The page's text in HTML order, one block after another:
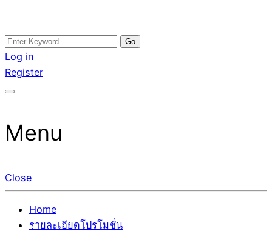
Skip
to
content
อสังหาโพสต์ รีวิวเยอะ รับจ้างโพสต์ขายบ้าน รับจ้างโพสต์อสัง
หา แตกต่างอย่างตั้งใจ รับรองผล อันดับ1 การโพสต์ขายอสังหา
กับทีมงานบริษัท บ้าน ที่ดิน คอนโด ติดGoogleหน้าแรกได้จริงๆ
รับจ้างโพสอสังหา ขายบ้าน อสังหาโพสต์ เชื่อถือได้จริง รับ
โพสต์ ที่ดิน กับทีมงานบริษัท ถูกและดีที่สุด ไม่มีค่านายหน้า
ขายได้จริงๆ ช่วยสร้างโอกาสในการขายได้มากกว่า ที่เดียว ที่
Search
for:
Log in
Register
Menu
Close
Home
รายละเอียดโปรโมชั่น